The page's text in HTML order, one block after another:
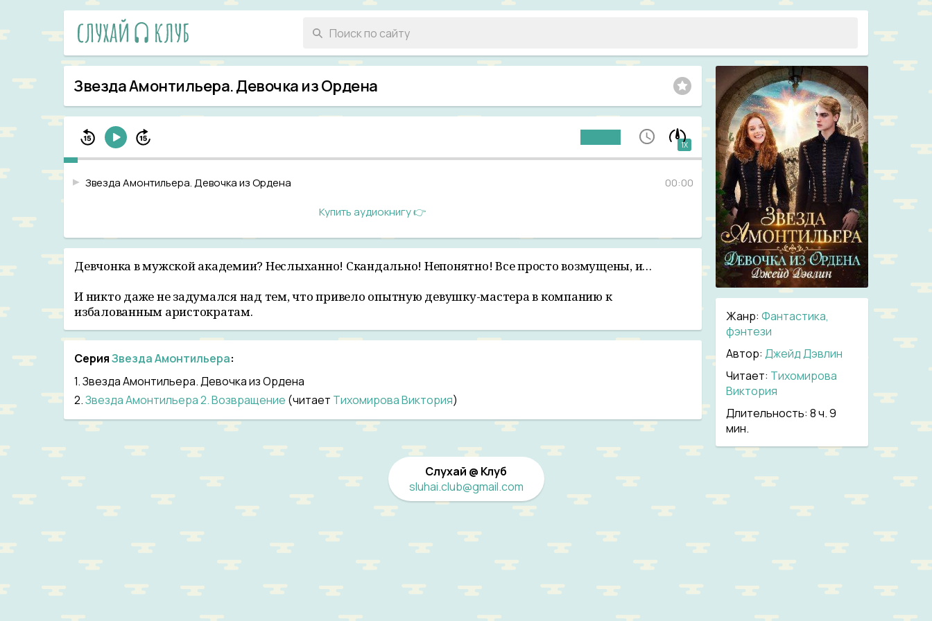
Жанр: Фантастика,
фэнтези
Автор: Джейд Дэвлин
Читает: Тихомирова
Виктория
Длительность: 8 ч. 9
мин.
Звезда Амонтильера. Девочка из Ордена
1X
00:00
Звезда Амонтильера. Девочка из Ордена
Купить аудиокнигу 👉
Девчонка в мужской академии? Неслыханно! Скандально! Непонятно! Все просто возмущены, и…
И никто даже не задумался над тем, что привело опытную девушку-мастера в компанию к
избалованным аристократам.
СерияЗвезда Амонтильера:
1.Звезда Амонтильера. Девочка из Ордена
2.Звезда Амонтильера 2. Возвращение (читает Тихомирова Виктория)
Слухай @ Клуб
sluhai.club@gmail.com